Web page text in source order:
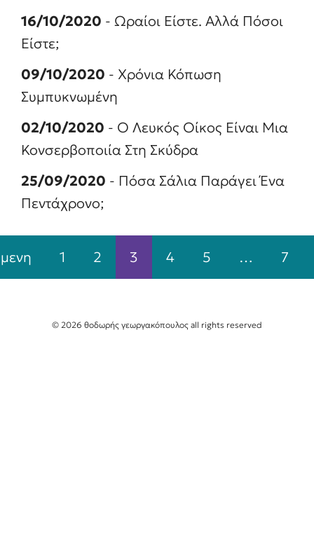
16/10/2020 - Ωραίοι Είστε. Αλλά Πόσοι
Είστε;
09/10/2020 - Χρόνια Κόπωση
Συμπυκνωμένη
02/10/2020 - Ο Λευκός Οίκος Είναι Μια
Κονσερβοποιία Στη Σκύδρα
25/09/2020 - Πόσα Σάλια Παράγει Ένα
Πεντάχρονο;
1 2 3 4 5 … 7
© 2026 θοδωρής γεωργακόπουλος all rights reserved